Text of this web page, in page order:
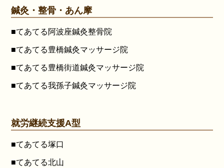
鍼灸・整骨・あん摩
■てあてる阿波座鍼灸整骨院
■てあてる豊橋鍼灸マッサージ院
■てあてる豊橋街道鍼灸マッサージ院
■てあてる我孫子鍼灸マッサージ院
就労継続支援A型
■てあてる塚口
■てあてる北山